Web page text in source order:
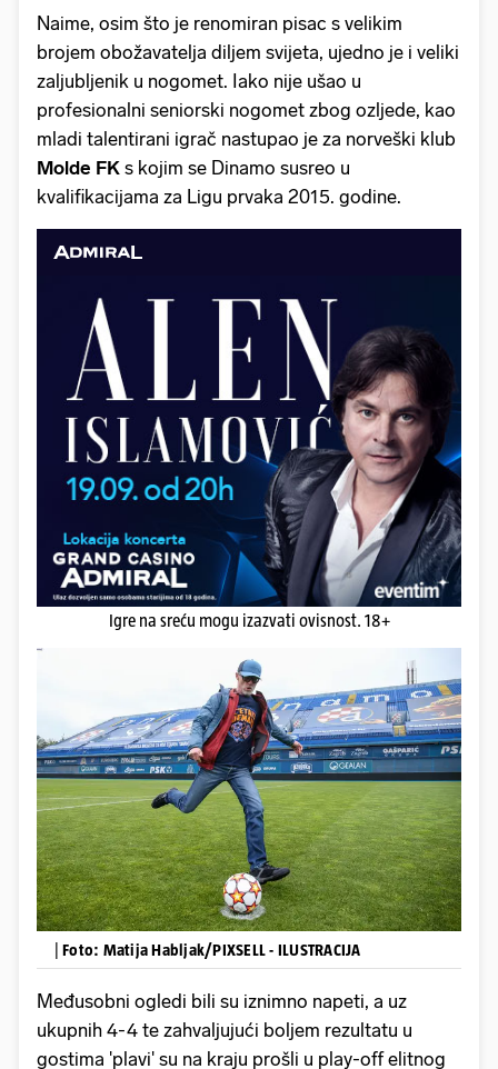
Naime, osim što je renomiran pisac s velikim
brojem obožavatelja diljem svijeta, ujedno je i veliki
zaljubljenik u nogomet. Iako nije ušao u
profesionalni seniorski nogomet zbog ozljede, kao
mladi talentirani igrač nastupao je za norveški klub
Molde FK s kojim se Dinamo susreo u
kvalifikacijama za Ligu prvaka 2015. godine.
Igre na sreću mogu izazvati ovisnost. 18+
Foto: Matija Habljak/PIXSELL - ILUSTRACIJA
Međusobni ogledi bili su iznimno napeti, a uz
ukupnih 4-4 te zahvaljujući boljem rezultatu u
gostima 'plavi' su na kraju prošli u play-off elitnog